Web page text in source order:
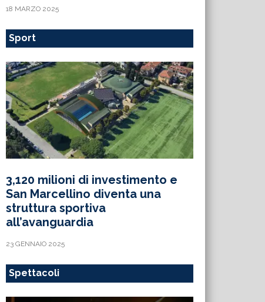
18 MARZO 2025
Sport
3,120 milioni di investimento e
San Marcellino diventa una
struttura sportiva
all’avanguardia
23 GENNAIO 2025
Spettacoli